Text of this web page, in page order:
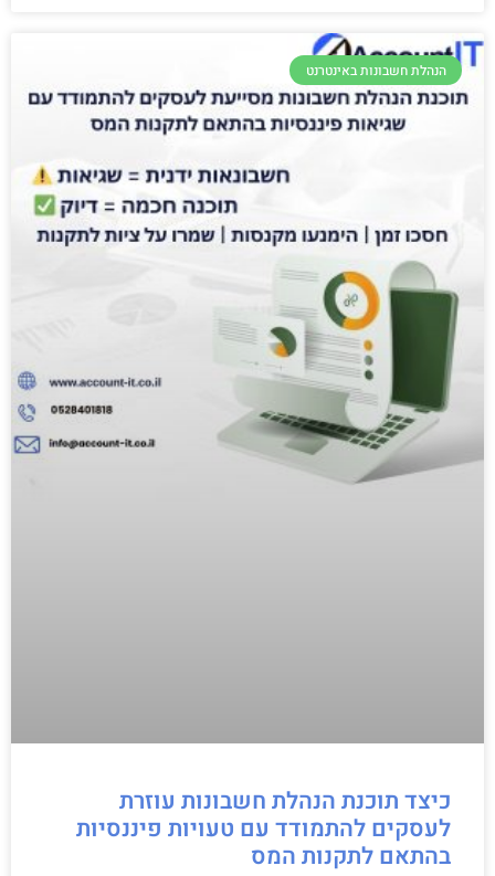
הנהלת חשבונות באינטרנט
כיצד תוכנת הנהלת חשבונות עוזרת
לעסקים להתמודד עם טעויות פיננסיות
בהתאם לתקנות המס